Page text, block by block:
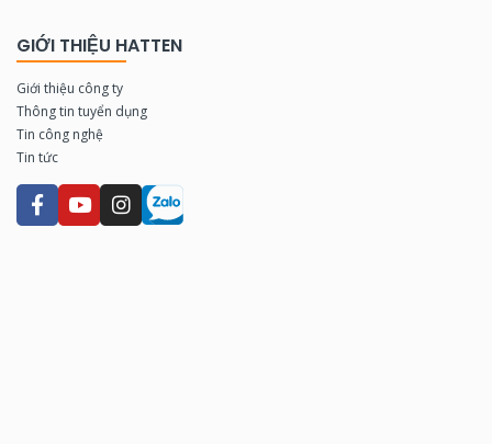
GIỚI THIỆU HATTEN
Giới thiệu công ty
Thông tin tuyển dụng
Tin công nghệ
Tin tức